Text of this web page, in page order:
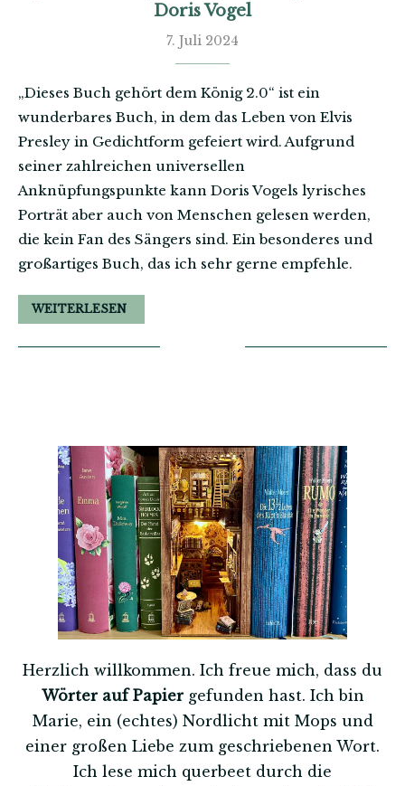
Doris Vogel
7. Juli 2024
„Dieses Buch gehört dem König 2.0“ ist ein
wunderbares Buch, in dem das Leben von Elvis
Presley in Gedichtform gefeiert wird. Aufgrund
seiner zahlreichen universellen
Anknüpfungspunkte kann Doris Vogels lyrisches
Porträt aber auch von Menschen gelesen werden,
die kein Fan des Sängers sind. Ein besonderes und
großartiges Buch, das ich sehr gerne empfehle.
WEITERLESEN
Herzlich willkommen. Ich freue mich, dass du
Wörter auf Papiergefunden hast. Ich bin
Marie, ein (echtes) Nordlicht mit Mops und
einer großen Liebe zum geschriebenen Wort.
Ich lese mich querbeet durch die